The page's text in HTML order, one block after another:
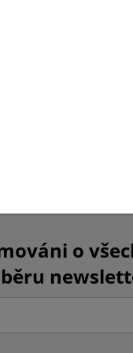
o